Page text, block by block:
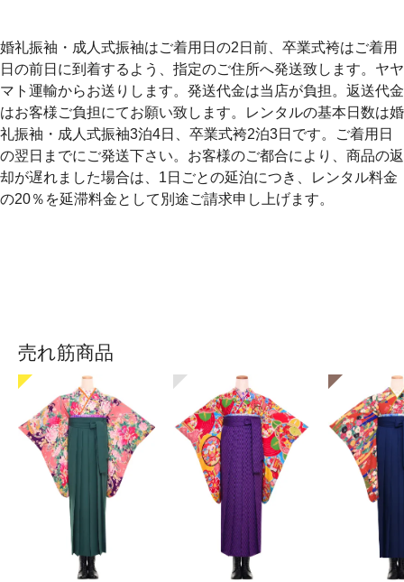
婚礼振袖・成人式振袖はご着用日の2日前、卒業式袴はご着用
日の前日に到着するよう、指定のご住所へ発送致します。 ヤヤ
マト運輸からお送りします。発送代金は当店が負担。返送代金
はお客様ご負担にてお願い致します。
レンタルの基本日数は婚
礼振袖・成人式振袖3泊4日、卒業式袴2泊3日です。ご着用日
の翌日までにご発送下さい。 お客様のご都合により、商品の返
却が遅れました場合は、1日ごとの延泊につき、レンタル料金
の20％を延滞料金として別途ご請求申し上げます。
売れ筋商品